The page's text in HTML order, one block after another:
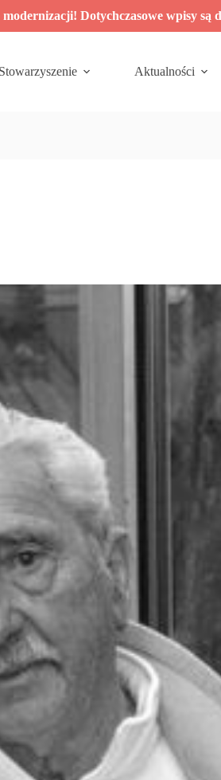
Dotychczasowe wpisy są
Stowarzyszenie Aktualności